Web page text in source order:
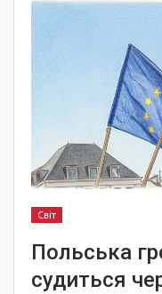
Світ
Польська
судиться